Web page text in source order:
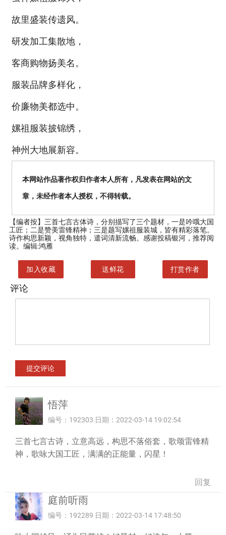
故里盛装传遗风。
研发加工集散地，
客商购物扬美名。
服装品牌多样化，
价廉物美都选中。
嫘祖服装披锦绣，
神州大地展新容。
本网站作品著作权归作者本人所有，凡发表在网站的文
章，未经作者本人授权，不得转载。
【编者按】 三首七言古体诗，分别描写了三个题材，一是吟哦大国
工匠；二是赞美雷锋精神；三是题写嫘祖服装城，皆有精彩落笔。
诗作构思新颖，视角独特，遣词清新流畅。感谢投稿银河，推荐阅
读。编辑:鸿雁
加入收藏 送鲜花 打赏作者
评论
悟萍
编号：192303 日期：2022-03-14 19:02:54
三首七言古诗，立意高远，构思不落俗套，歌颂雷锋精
神，歌咏大国工匠，满满的正能量，闪星！
回复
庭前听雨
编号：192289 日期：2022-03-14 17:48:50